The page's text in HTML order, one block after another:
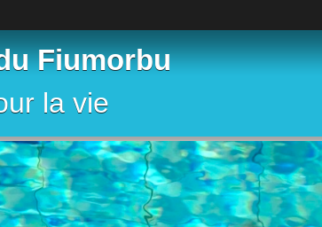
Fiumorbu
la vie